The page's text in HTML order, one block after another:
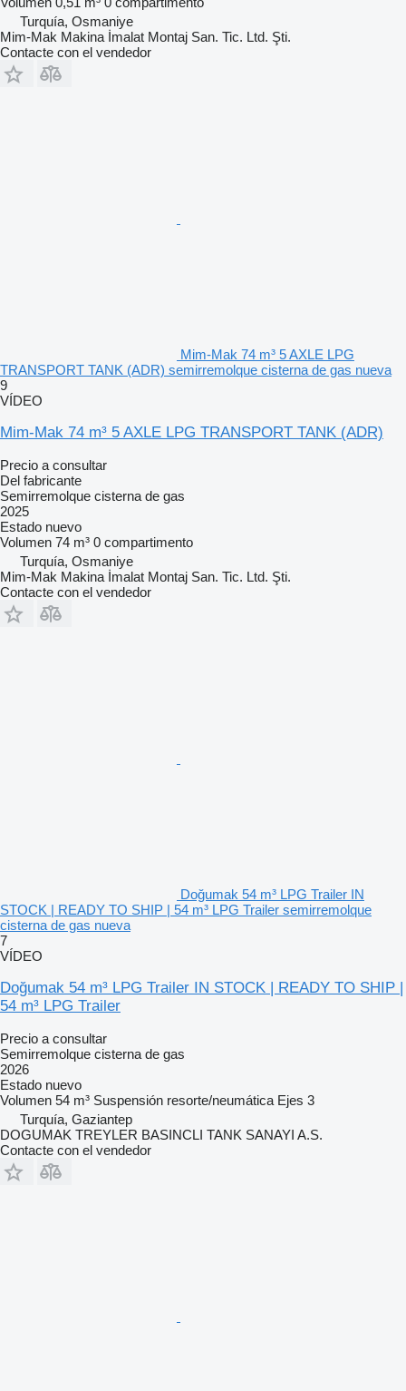
Turquía, Osmaniye
Mim-Mak Makina İmalat Montaj San. Tic. Ltd. Şti.
Contacte con el vendedor
Mim-Mak 74 m³ 5 AXLE LPG
TRANSPORT TANK (ADR) semirremolque cisterna de gas nueva
9
VÍDEO
Mim-Mak 74 m³ 5 AXLE LPG TRANSPORT TANK (ADR)
Precio a consultar
Del fabricante
Semirremolque cisterna de gas
2025
Estado nuevo
Volumen 74 m³ 0 compartimento
Turquía, Osmaniye
Mim-Mak Makina İmalat Montaj San. Tic. Ltd. Şti.
Contacte con el vendedor
Doğumak 54 m³ LPG Trailer IN
STOCK | READY TO SHIP | 54 m³ LPG Trailer semirremolque
cisterna de gas nueva
7
VÍDEO
Doğumak 54 m³ LPG Trailer IN STOCK | READY TO SHIP |
54 m³ LPG Trailer
Precio a consultar
Semirremolque cisterna de gas
2026
Estado nuevo
Volumen 54 m³ Suspensión resorte/neumática Ejes 3
Turquía, Gaziantep
DOGUMAK TREYLER BASINCLI TANK SANAYI A.S.
Contacte con el vendedor